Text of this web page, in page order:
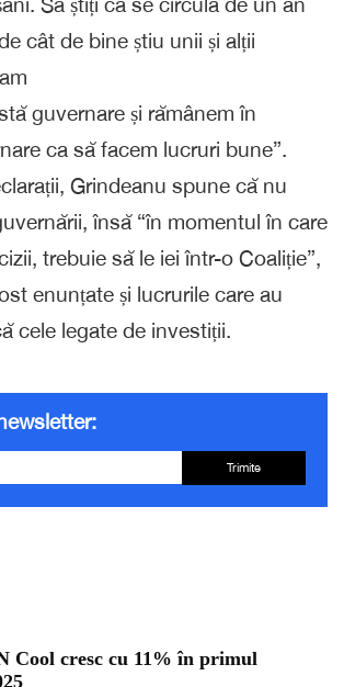
cât de bine știu unii și alții
guvernare și rămânem în
ca să facem lucruri bune”.
Grindeanu spune că nu
însă “în momentul în care
trebuie să le iei într-o Coaliție”,
enunțate și lucrurile care au
cele legate de investiții.
Trimite
Cool cresc cu 11% în primul